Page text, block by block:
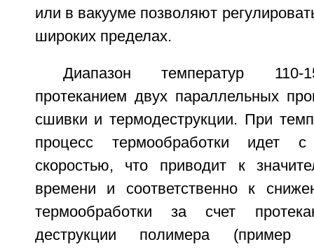
или в вакууме позволяют
широких пределах.
Диапазон температур 110-
протеканием двух параллельных
сшивки и термодеструкции. При
процесс термообработки идет
скоростью, что приводит к
времени и соответственно к
термообработки за счет
деструкции полимера (пример